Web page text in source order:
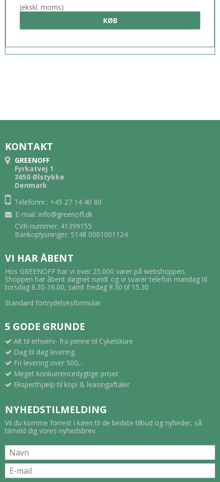
(ekskl. moms)
KØB
KONTAKT
GREENOFF
Fyrkatvej 1
3650 Ølstykke
Denmark
Telefonnr.: +45 27 14 40 80
E-mail: info@greenoff.dk
CVR-nummer: 41399155
Bankoplysninger: 5148 0001001124
VI HAR ÅBENT
Hos GREENOFF har vi over 25.000 varer på webshoppen.
Shoppen har åbent døgnet rundt og vi svarer telefon mandag til
torsdag 8.30-16.00, samt fredag 8.30 til 15.30
Standard fortrydelsesformular
5 GODE GRUNDE
Alt til erhverv- fra penne til Cykelskure
Dag til dag levering
Fri levering over 500,-
Meget konkurrencedygtige priser
Eksperthjælp til kopi & leasingaftaler
NYHEDSTILMELDING
Vil du komme forrest i køen til de bedste tilbud og nyheder, så
tilmeld dig vores nyhedsbrev.